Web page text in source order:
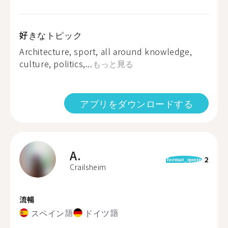
好きなトピック
Architecture, sport, all around knowledge,
culture, politics,... もっと見る
アプリをダウンロードする
A.
Crailsheim
format_quote 2
流暢
スペイン語 ドイツ語